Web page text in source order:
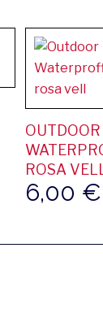
OUTDOOR
ROSA
6,00 €